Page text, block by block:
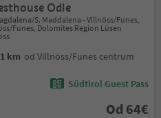
Odle
S. Maddalena - Villnöss/Funes,
Funes, Dolomites Region Lüsen
km od Villnöss/Funes centrum
Südtirol Guest Pass
Od 64€